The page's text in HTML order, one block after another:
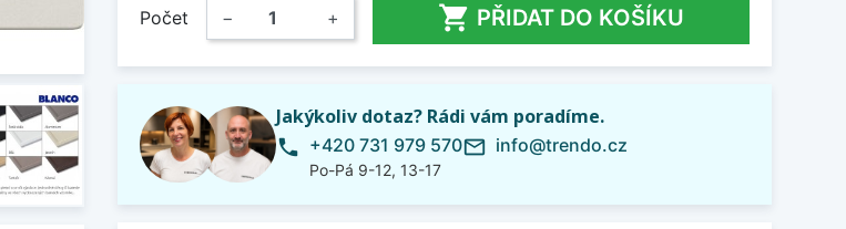
Počet − +  PŘIDAT DO KOŠÍKU
Jakýkoliv dotaz? Rádi vám poradíme.
phone +420 731 979 570
Po-Pá 9-12, 13-17
mail_outline info@trendo.cz